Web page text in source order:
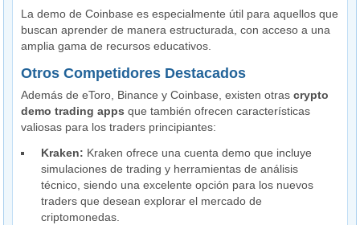
La demo de Coinbase es especialmente útil para aquellos que
buscan aprender de manera estructurada, con acceso a una
amplia gama de recursos educativos.
Otros Competidores Destacados
Además de eToro, Binance y Coinbase, existen otrascrypto
demo trading apps que también ofrecen características
valiosas para los traders principiantes:
Kraken: Kraken ofrece una cuenta demo que incluye
simulaciones de trading y herramientas de análisis
técnico, siendo una excelente opción para los nuevos
traders que desean explorar el mercado de
criptomonedas.